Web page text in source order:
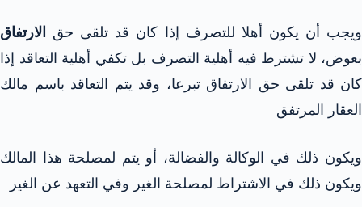
ويجب أن يكون أهلا للتصرف إذا كان قد تلقى حق
الارتفاق
بعوض، لا تشترط فيه أهلية التصرف بل تكفي أهلية التعاقد إذا
كان قد تلقى حق الارتفاق تبرعا، وقد يتم التعاقد باسم مالك
العقار المرتفق
ويكون ذلك في الوكالة والفضالة، أو يتم لمصلحة هذا المالك
ويكون ذلك في الاشتراط لمصلحة الغير وفي التعهد عن الغير